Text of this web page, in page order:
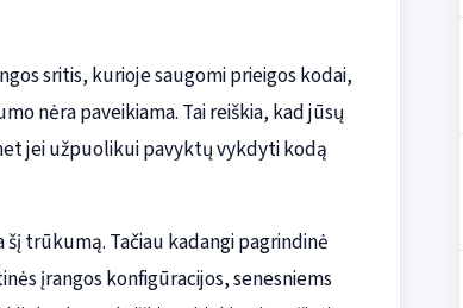
sritis, kurioje saugomi prieigos kodai,
nėra paveikiama. Tai reiškia, kad jūsų
jei užpuolikui pavyktų vykdyti kodą
trūkumą. Tačiau kadangi pagrindinė
įrangos konfigūracijos, senesniems